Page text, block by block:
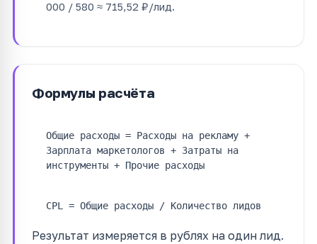
000 / 580 ≈ 715,52 ₽/лид.
Формулы расчёта
Общие расходы = Расходы на рекламу +
Зарплата маркетологов + Затраты на
инструменты + Прочие расходы
CPL = Общие расходы / Количество лидов
Результат измеряется в рублях на один лид.